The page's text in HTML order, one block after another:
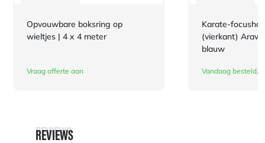
Opvouwbare boksring op
wieltjes | 4 x 4 meter
Vraag offerte aan
Karate-
(vierkant)
blauw
Vandaag besteld,
REVIEWS
REVIEWS